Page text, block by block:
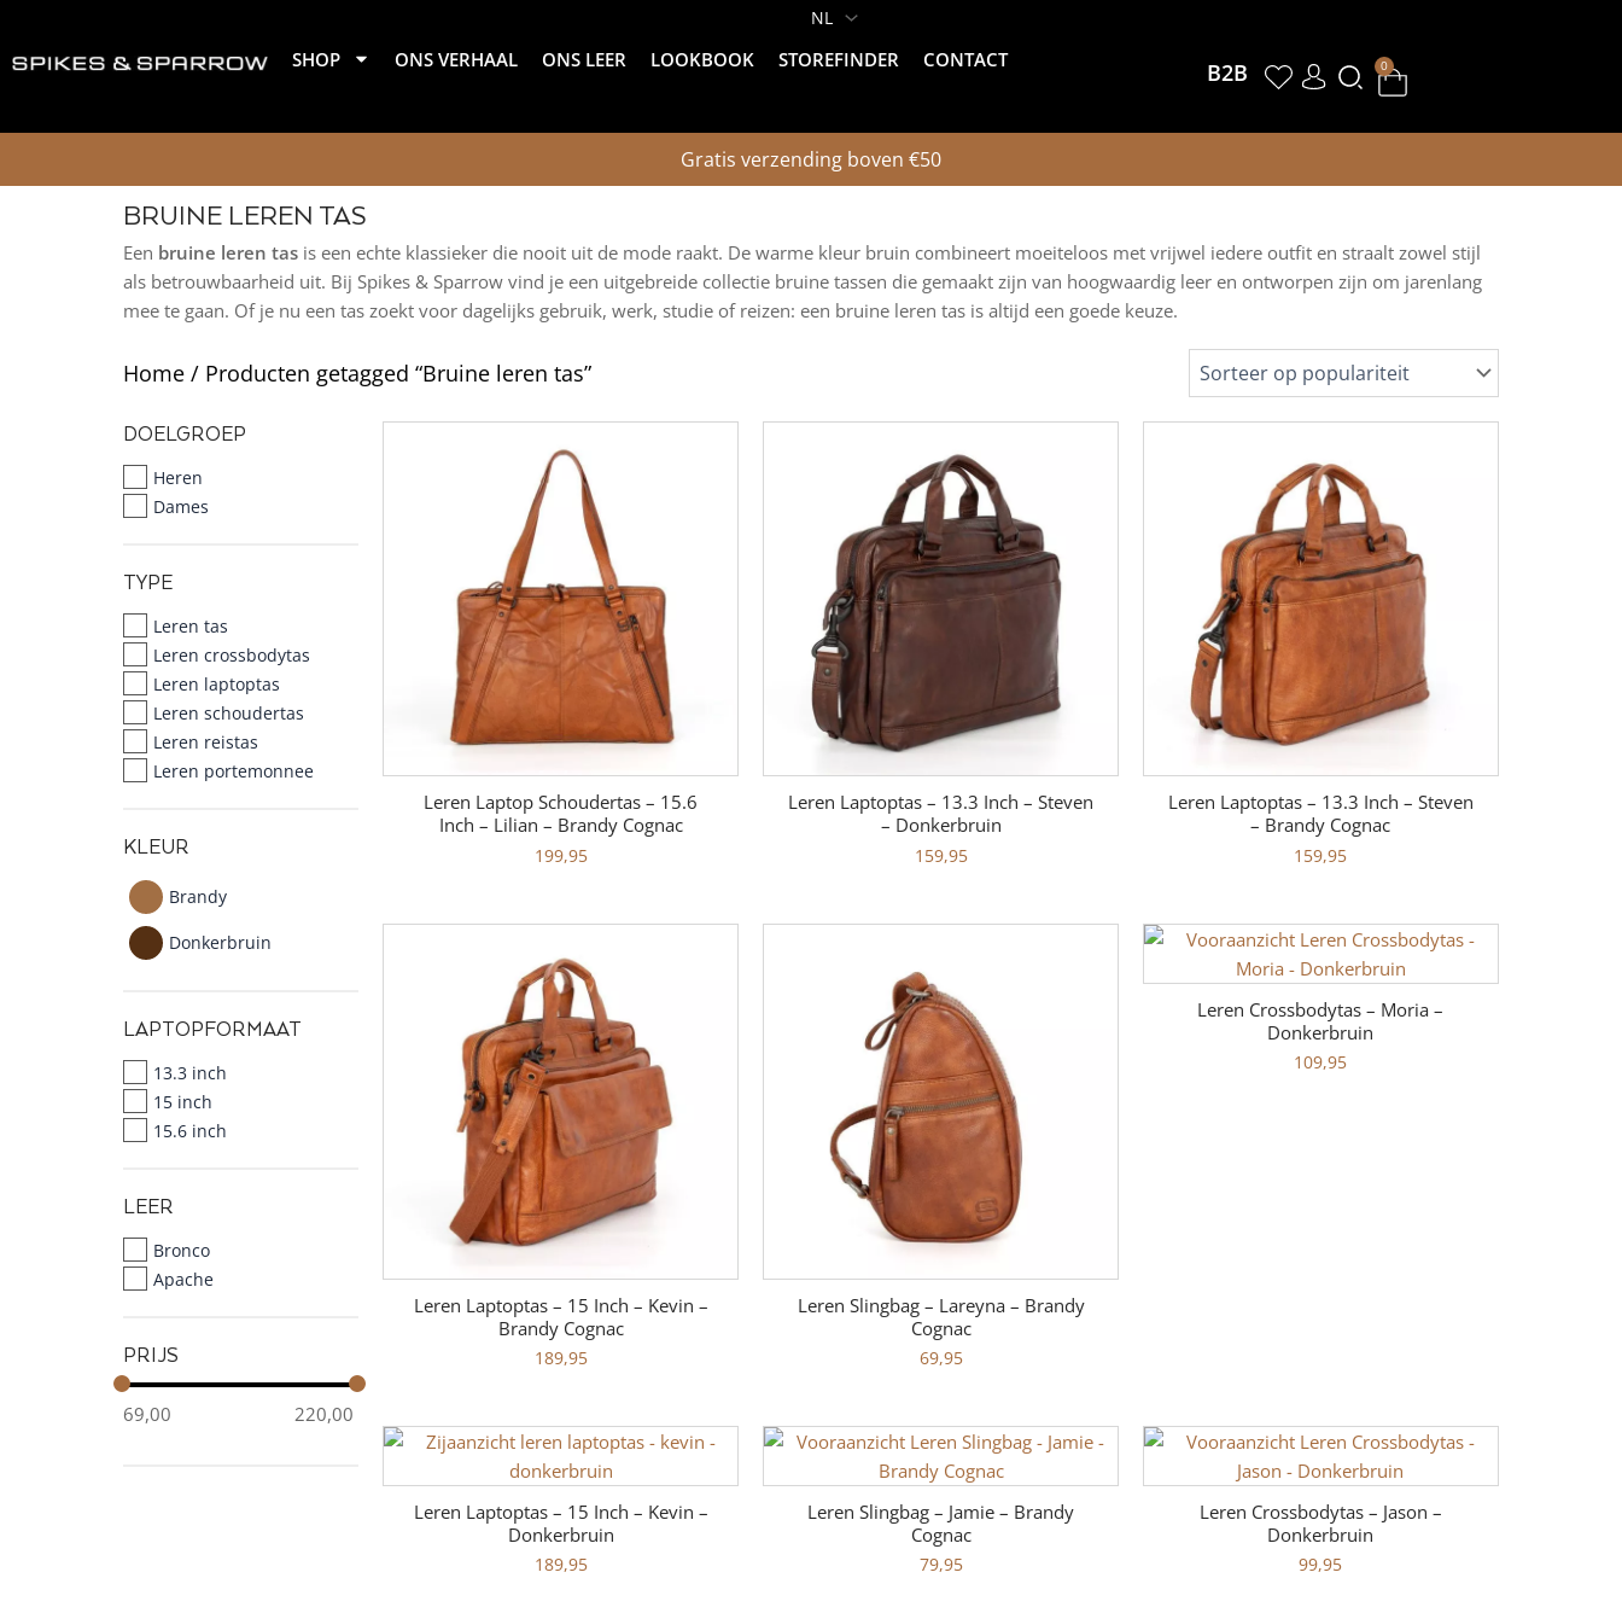
de
SHOP ONS VERHAAL ONS LEER LOOKBOOK STOREFINDER CONTACT B2B 0
Winkelwagen
Gratis verzending boven €50
BRUINE LEREN TAS
Een bruine leren tas is een echte klassieker die nooit uit de mode raakt. De warme kleur bruin combineert moeiteloos met vrijwel iedere outfit en straalt zowel stijl
als betrouwbaarheid uit. Bij Spikes & Sparrow vind je een uitgebreide collectie bruine tassen die gemaakt zijn van hoogwaardig leer en ontworpen zijn om jarenlang
mee te gaan. Of je nu een tas zoekt voor dagelijks gebruik, werk, studie of reizen: een bruine leren tas is altijd een goede keuze.
Home / Producten getagged “Bruine leren tas”
DOELGROEP
Heren
Dames
TYPE
Leren tas
Leren crossbodytas
Leren laptoptas
Leren schoudertas
Leren reistas
Leren portemonnee
KLEUR
Brandy
Donkerbruin
LAPTOPFORMAAT
13.3 inch
15 inch
15.6 inch
LEER
Bronco
Apache
PRIJS
69,00 220,00
Leren Laptop Schoudertas – 15.6
Inch – Lilian – Brandy Cognac
199,95
Leren Laptoptas – 13.3 Inch – Steven
– Donkerbruin
159,95
Leren Laptoptas – 13.3 Inch – Steven
– Brandy Cognac
159,95
Leren Laptoptas – 15 Inch – Kevin –
Brandy Cognac
189,95
Leren Slingbag – Lareyna – Brandy
Cognac
69,95
Leren Crossbodytas – Moria –
Donkerbruin
109,95
Leren Laptoptas – 15 Inch – Kevin –
Donkerbruin
189,95
Leren Slingbag – Jamie – Brandy
Cognac
79,95
Leren Crossbodytas – Jason –
Donkerbruin
99,95